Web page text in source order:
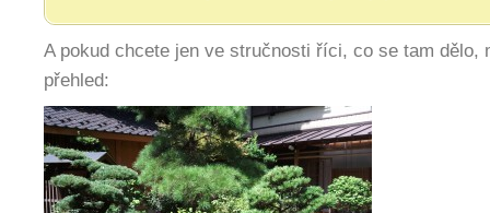
A pokud chcete jen ve stručnosti říci, co se tam dělo,
přehled: